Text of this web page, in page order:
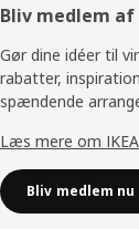
Footer
Bliv medlem af
Gør dine idéer til
rabatter,
spændende
Læs mere om
Bliv medlem nu